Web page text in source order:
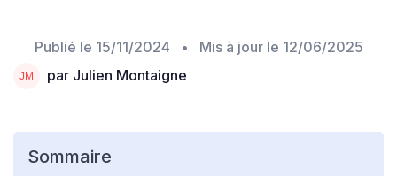
Publié le 15/11/2024 • Mis à jour le 12/06/2025
par Julien Montaigne
Sommaire